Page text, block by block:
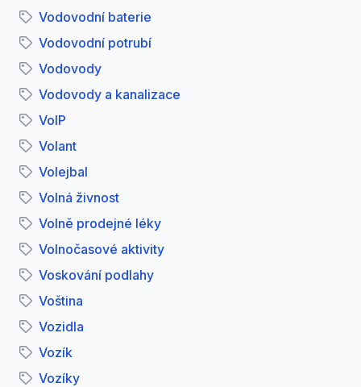
Vodovodní baterie
Vodovodní potrubí
Vodovody
Vodovody a kanalizace
VoIP
Volant
Volejbal
Volná živnost
Volně prodejné léky
Volnočasové aktivity
Voskování podlahy
Voština
Vozidla
Vozík
Vozíky